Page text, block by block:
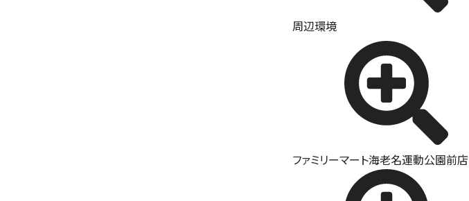
周辺環境
ファミリーマート海老名運動公園前店